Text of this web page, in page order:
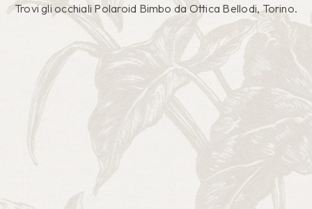
Trovi gli occhiali Polaroid Bimbo da Ottica Bellodi, Torino.